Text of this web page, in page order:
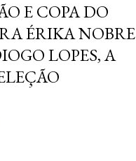
E COPA DO
ÉRIKA NOBRE
LOPES, A